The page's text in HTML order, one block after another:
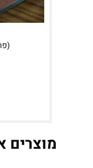
מוצרים